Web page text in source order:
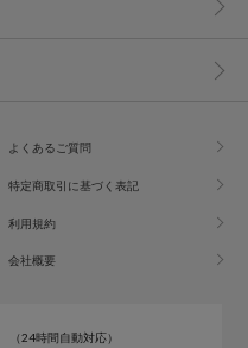
よくあるご質問
特定商取引に基づく表記
利用規約
会社概要
（24時間自動対応）